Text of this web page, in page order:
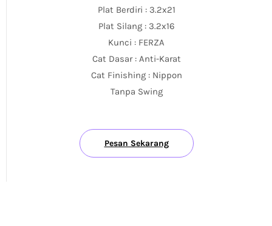
Plat Berdiri : 3.2x21
Plat Silang : 3.2x16
Kunci : FERZA
Cat Dasar : Anti-Karat
Cat Finishing : Nippon
Tanpa Swing
Pesan Sekarang